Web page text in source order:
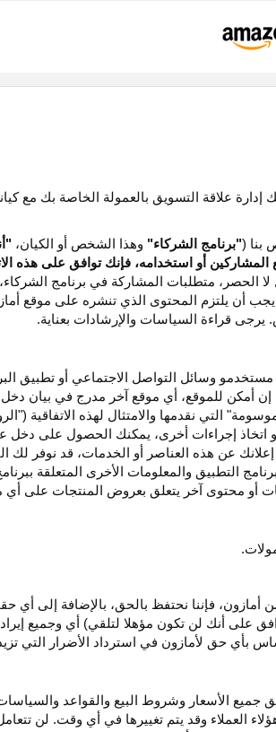
إدارة علاقة التسويق بالعمولة الخاصة بك مع
بنا ("برنامج الشركاء" وهذا الشخص أو الكيان،
أو استخدامه، فإنك توافق على هذه
الحصر، متطلبات المشاركة في برنامج الشركاء،
يجب أن يلتزم المحتوى الذي تنشره على موقع
يرجى قراءة السياسات والإرشادات بعناية.
وسائل التواصل الاجتماعي أو تطبيق
إن أمكن للموقع، أي موقع آخر مدرج في بيان
التي نقدمها والامتثال لهذه الاتفاقية
إجراءات أخرى، يمكنك الحصول على دخل
عن هذه العناصر أو
الخدمات، قد نوفر لك
التطبيق والمعلومات الأخرى المتعلقة
أو محتوى آخر يتعلق بعروض المنتجات على أي
فإننا نحتفظ بالحق، بالإضافة إلى أي
على أنك لن تكون مؤهلا لتلقي) أي وجميع
بأي حق لأمازون في استرداد الأضرار التي
الأسعار وشروط البيع والقواعد
العملاء وقد يتم تغييرها في أي وقت. لن